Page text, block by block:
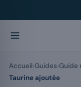
Accueil Guides Guide
Taurine ajoutée